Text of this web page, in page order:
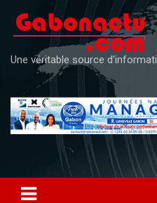
content
Une véritable source